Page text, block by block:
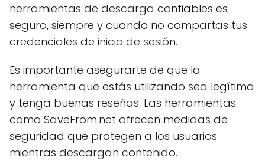
herramientas de descarga confiables es
seguro, siempre y cuando no compartas tus
credenciales de inicio de sesión.
Es importante asegurarte de que la
herramienta que estás utilizando sea legítima
y tenga buenas reseñas. Las herramientas
como SaveFrom.net ofrecen medidas de
seguridad que protegen a los usuarios
mientras descargan contenido.